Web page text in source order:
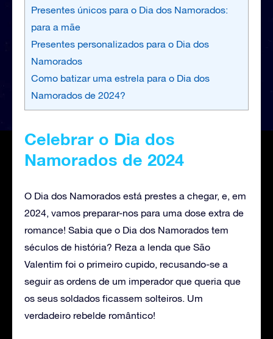
Presentes únicos para o Dia dos Namorados:
para a mãe
Presentes personalizados para o Dia dos
Namorados
Como batizar uma estrela para o Dia dos
Namorados de 2024?
Celebrar o Dia dos
Namorados de 2024
O Dia dos Namorados está prestes a chegar, e, em
2024, vamos preparar-nos para uma dose extra de
romance! Sabia que o Dia dos Namorados tem
séculos de história? Reza a lenda que São
Valentim foi o primeiro cupido, recusando-se a
seguir as ordens de um imperador que queria que
os seus soldados ficassem solteiros. Um
verdadeiro rebelde romântico!